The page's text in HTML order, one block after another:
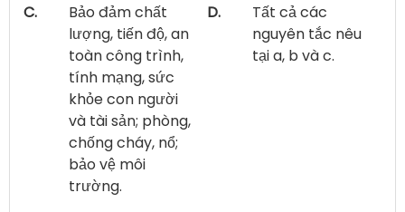
C.
Bảo đảm chất
lượng, tiến độ, an
toàn công trình,
tính mạng, sức
khỏe con người
và tài sản; phòng,
chống cháy, nổ;
bảo vệ môi
trường.
D.
Tất cả các
nguyên tắc nêu
tại a, b và c.